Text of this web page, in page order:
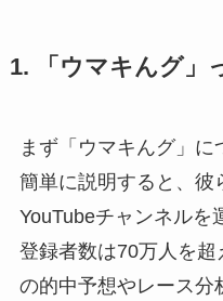
1. 「ウマキんグ」
まず「ウマキんグ」
簡単に説明すると、彼
YouTubeチャンネルを
登録者数は70万人を
の的中予想やレース分